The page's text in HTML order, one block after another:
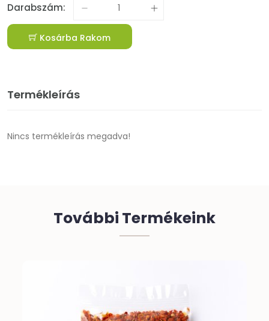
Darabszám:
Kosárba Rakom
Termékleírás
Nincs termékleírás megadva!
További Termékeink